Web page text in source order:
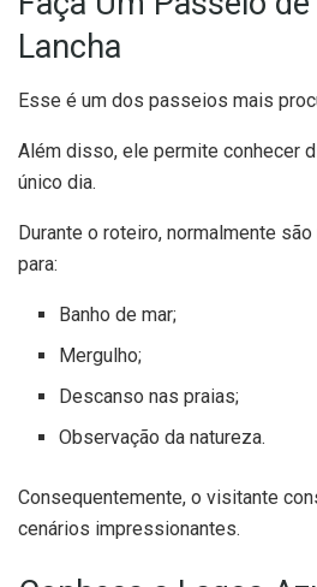
Lancha
Esse é um dos passeios mais
Além disso, ele permite conhecer
único dia.
Durante o roteiro, normalmente
para:
Banho de mar;
Mergulho;
Descanso nas praias;
Observação da natureza.
Consequentemente, o visitante
cenários impressionantes.